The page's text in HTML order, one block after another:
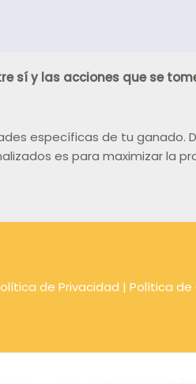
sí y las acciones que se
específicas de tu ganado.
es para maximizar la
de Privacidad | Política de